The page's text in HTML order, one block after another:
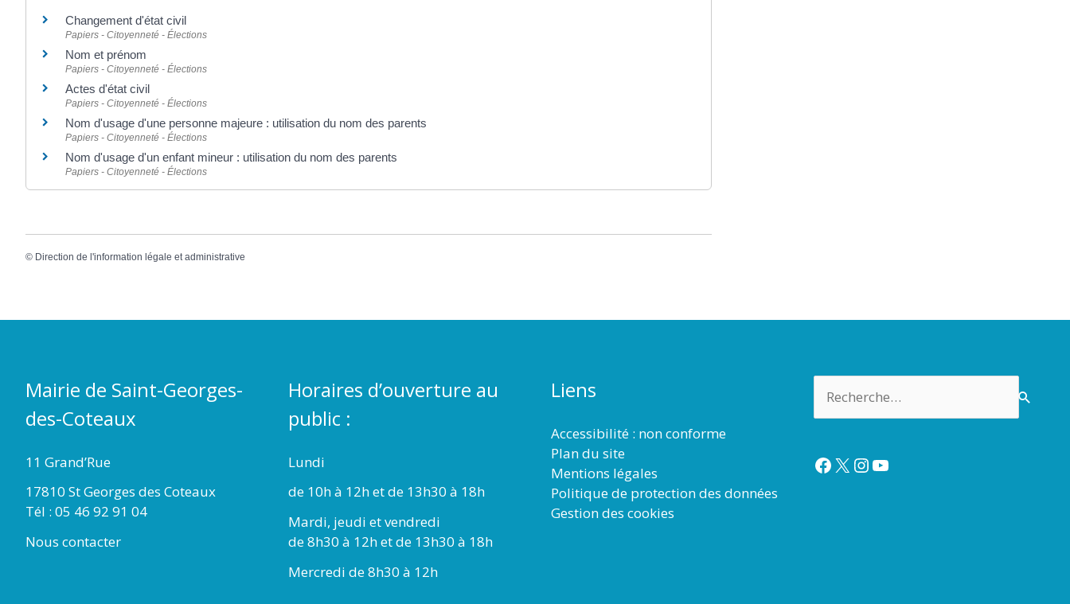
Changement d'état civil
Papiers - Citoyenneté - Élections
Nom et prénom
Papiers - Citoyenneté - Élections
Actes d'état civil
Papiers - Citoyenneté - Élections
Nom d'usage d'une personne majeure : utilisation du nom des parents
Papiers - Citoyenneté - Élections
Nom d'usage d'un enfant mineur : utilisation du nom des parents
Papiers - Citoyenneté - Élections
© Direction de l'information légale et administrative
Mairie de Saint-Georges-
des-Coteaux
11 Grand’Rue
17810 St Georges des Coteaux
Tél : 05 46 92 91 04
Nous contacter
Horaires d’ouverture au
public :
Lundi
de 10h à 12h et de 13h30 à 18h
Mardi, jeudi et vendredi
de 8h30 à 12h et de 13h30 à 18h
Mercredi de 8h30 à 12h
Liens
Accessibilité : non conforme
Plan du site
Mentions légales
Politique de protection des données
Gestion des cookies
Facebook
X Instagram
YouTube